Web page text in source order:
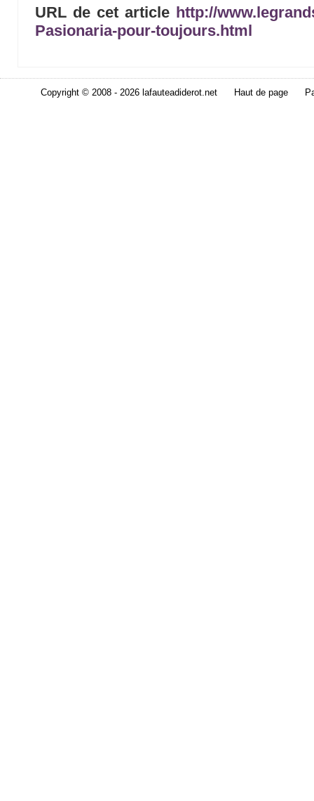
URL de cet article http://
Pasionaria-pour-toujours.html
Copyright © 2008 - 2026 lafauteadiderot.net Haut de page